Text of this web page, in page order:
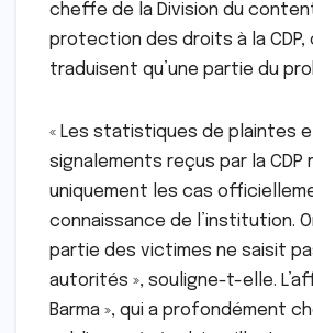
cheffe de la Division du
protection des droits à la
traduisent qu’une partie du
« Les statistiques de plaintes
signalements reçus par la
uniquement les cas
connaissance de l’institution.
partie des victimes ne saisit
autorités », souligne-t-elle.
Barma », qui a profondément